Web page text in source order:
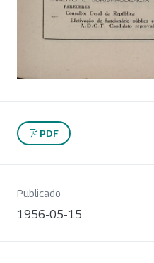
PDF
Publicado
1956-05-15